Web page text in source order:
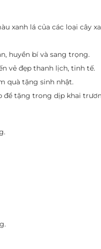
xanh lá của các loại cây
huyền bí và sang trọng.
vẻ đẹp thanh lịch, tinh tế.
quà tặng sinh nhật.
để tặng trong dịp khai